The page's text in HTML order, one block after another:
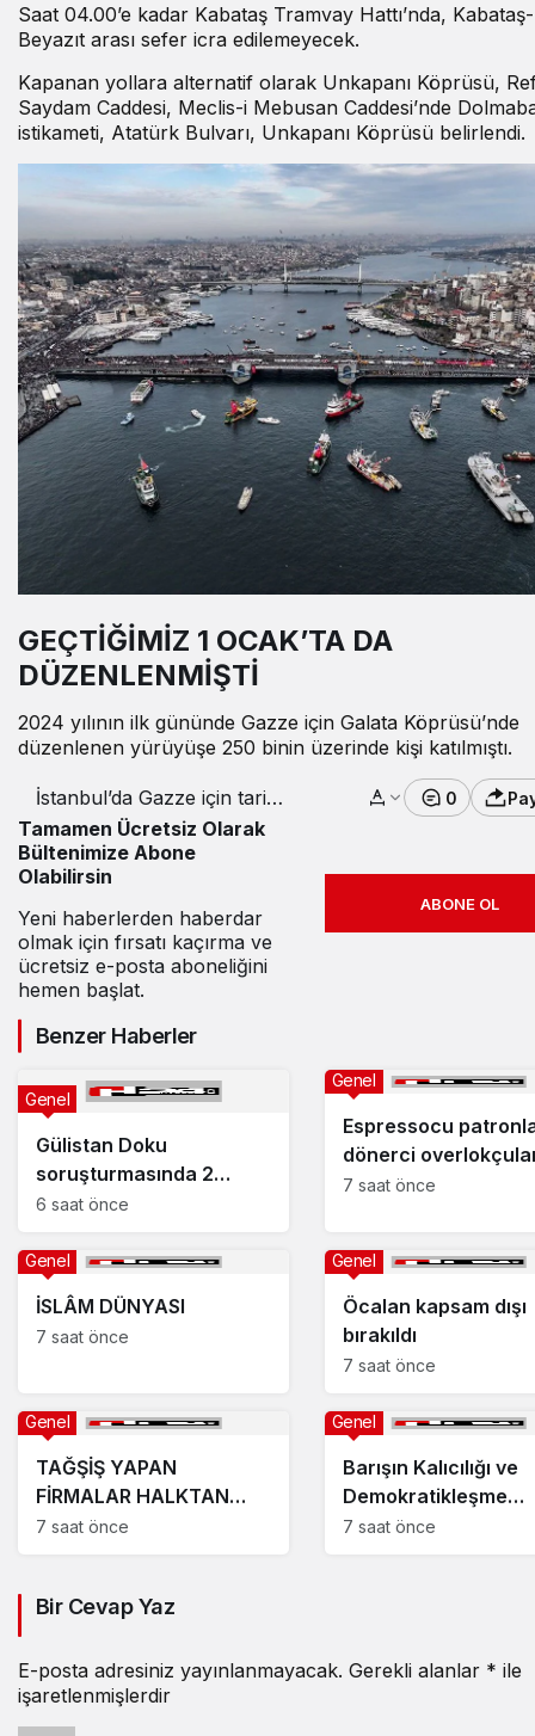
Saat 04.00’e kadar Kabataş Tramvay Hattı’nda, Kabataş-
Beyazıt arası sefer icra edilemeyecek.
Kapanan yollara alternatif olarak Unkapanı Köprüsü,
Saydam Caddesi, Meclis-i Mebusan Caddesi’nde
istikameti, Atatürk Bulvarı, Unkapanı Köprüsü belirlendi.
GEÇTİĞİMİZ 1 OCAK’TA DA
DÜZENLENMİŞTİ
2024 yılının ilk gününde Gazze için Galata Köprüsü’nde
düzenlenen yürüyüşe 250 binin üzerinde kişi katılmıştı.
İstanbul’da Gazze için tarihi
buluşma
0
Tamamen Ücretsiz Olarak
Bültenimize Abone
Olabilirsin
Yeni haberlerden haberdar
olmak için fırsatı kaçırma ve
ücretsiz e-posta aboneliğini
hemen başlat.
ABONE OL
Benzer Haberler
Gülistan Doku
soruşturmasında 2
dalgıç tutuklandı
Genel
6 saat önce
Espressocu
dönerci
Genel
7 saat önce
İSLÂM DÜNYASI
Genel
7 saat önce
Öcalan kapsam dışı
bırakıldı
Genel
7 saat önce
TAĞŞİŞ YAPAN
FİRMALAR HALKTAN
ÖZÜR DİLEMELİ!
Genel
7 saat önce
Barışın Kalıcılığı ve
Demokratikleşme
İhtiyacı
Genel
7 saat önce
Bir Cevap Yaz
E-posta adresiniz yayınlanmayacak. Gerekli alanlar * ile
işaretlenmişlerdir